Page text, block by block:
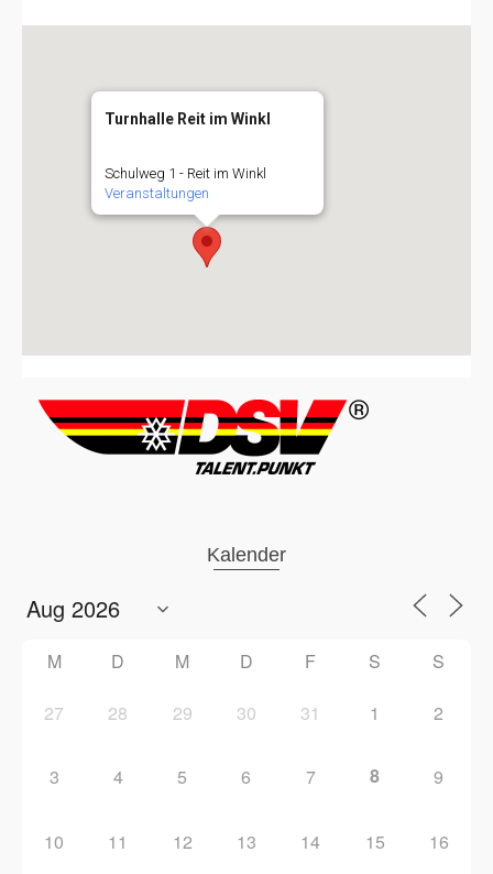
Turnhalle Reit im Winkl
Schulweg 1 - Reit im Winkl
Veranstaltungen
Kalender
M D M D F S S
27 28 29 30 31 1 2
3 4 5 6 7 8 9
10 11 12 13 14 15 16